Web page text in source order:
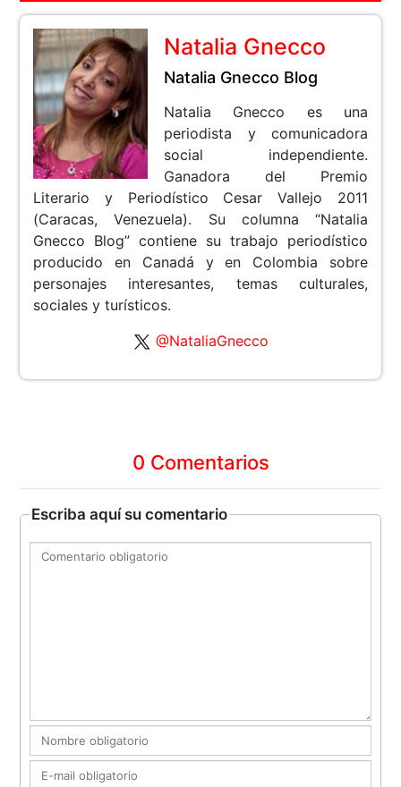
Natalia Gnecco
Natalia Gnecco Blog
Natalia Gnecco es una
periodista y comunicadora
social independiente.
Ganadora del Premio
Literario y Periodístico Cesar Vallejo 2011
(Caracas, Venezuela). Su columna “Natalia
Gnecco Blog” contiene su trabajo periodístico
producido en Canadá y en Colombia sobre
personajes interesantes, temas culturales,
sociales y turísticos.
@NataliaGnecco
0 Comentarios
Escriba aquí su comentario